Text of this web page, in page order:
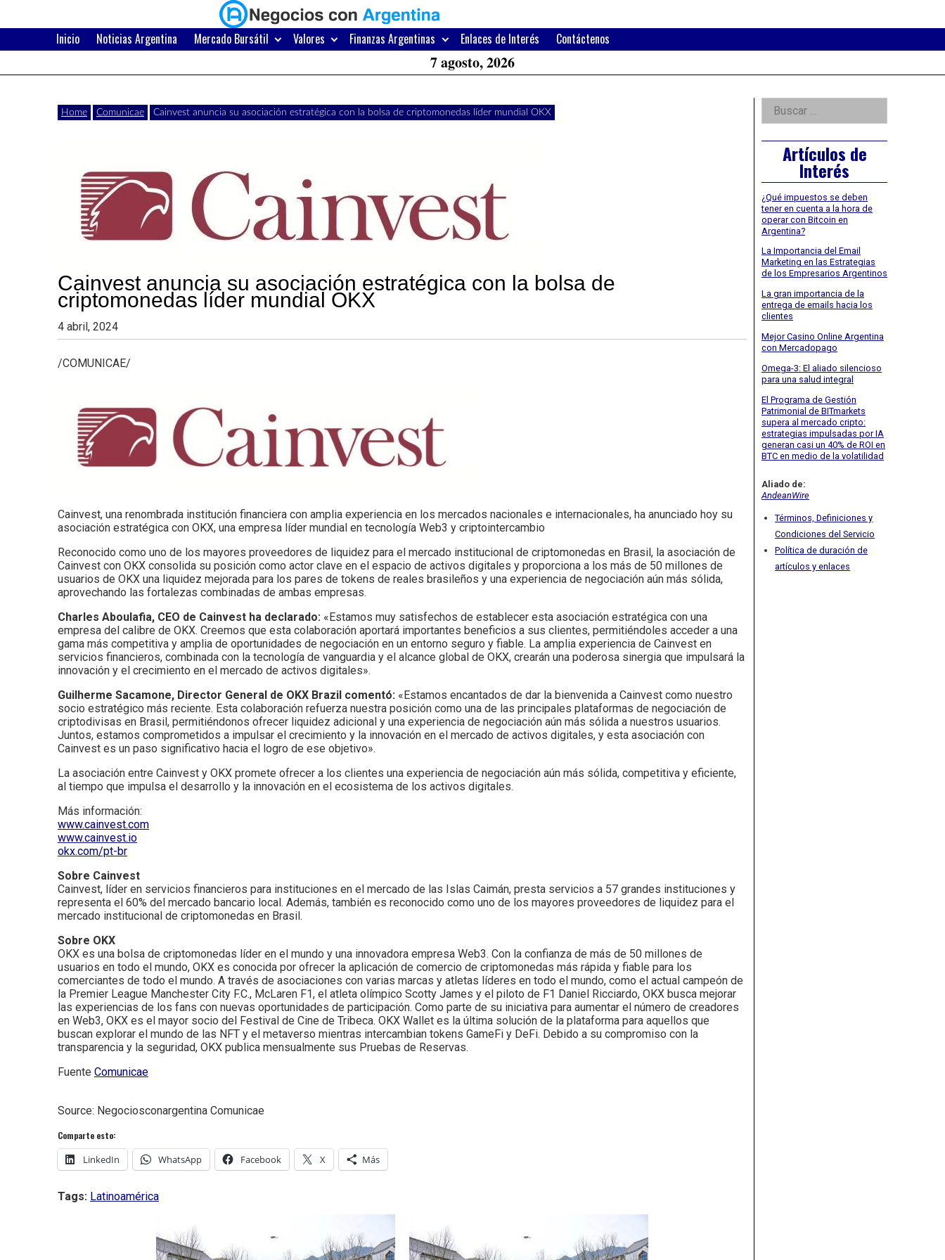
content
Negocios
con
Argentina
Últimas
noticias,
y
negocios
con
Area
Inicio Noticias Argentina Mercado Bursátil Valores Finanzas Argentinas Enlaces de Interés Contáctenos
7 agosto, 2026
Home Comunicae Cainvest anuncia su asociación estratégica con la bolsa de criptomonedas líder mundial OKX
Cainvest anuncia su asociación estratégica con la bolsa de
criptomonedas líder mundial OKX
4 abril, 2024
/COMUNICAE/
Cainvest, una renombrada institución financiera con amplia experiencia en los mercados nacionales e internacionales, ha anunciado hoy su
asociación estratégica con OKX, una empresa líder mundial en tecnología Web3 y criptointercambio
Reconocido como uno de los mayores proveedores de liquidez para el mercado institucional de criptomonedas en Brasil, la asociación de
Cainvest con OKX consolida su posición como actor clave en el espacio de activos digitales y proporciona a los más de 50 millones de
usuarios de OKX una liquidez mejorada para los pares de tokens de reales brasileños y una experiencia de negociación aún más sólida,
aprovechando las fortalezas combinadas de ambas empresas.
Charles Aboulafia, CEO de Cainvest ha declarado: «Estamos muy satisfechos de establecer esta asociación estratégica con una
empresa del calibre de OKX. Creemos que esta colaboración aportará importantes beneficios a sus clientes, permitiéndoles acceder a una
gama más competitiva y amplia de oportunidades de negociación en un entorno seguro y fiable. La amplia experiencia de Cainvest en
servicios financieros, combinada con la tecnología de vanguardia y el alcance global de OKX, crearán una poderosa sinergia que impulsará la
innovación y el crecimiento en el mercado de activos digitales».
Guilherme Sacamone, Director General de OKX Brazil comentó: «Estamos encantados de dar la bienvenida a Cainvest como nuestro
socio estratégico más reciente. Esta colaboración refuerza nuestra posición como una de las principales plataformas de negociación de
criptodivisas en Brasil, permitiéndonos ofrecer liquidez adicional y una experiencia de negociación aún más sólida a nuestros usuarios.
Juntos, estamos comprometidos a impulsar el crecimiento y la innovación en el mercado de activos digitales, y esta asociación con
Cainvest es un paso significativo hacia el logro de ese objetivo».
La asociación entre Cainvest y OKX promete ofrecer a los clientes una experiencia de negociación aún más sólida, competitiva y eficiente,
al tiempo que impulsa el desarrollo y la innovación en el ecosistema de los activos digitales.
Más información:
www.cainvest.com
www.cainvest.io
okx.com/pt-br
Sobre Cainvest
Cainvest, líder en servicios financieros para instituciones en el mercado de las Islas Caimán, presta servicios a 57 grandes instituciones y
representa el 60% del mercado bancario local. Además, también es reconocido como uno de los mayores proveedores de liquidez para el
mercado institucional de criptomonedas en Brasil.
Sobre OKX
OKX es una bolsa de criptomonedas líder en el mundo y una innovadora empresa Web3. Con la confianza de más de 50 millones de
usuarios en todo el mundo, OKX es conocida por ofrecer la aplicación de comercio de criptomonedas más rápida y fiable para los
comerciantes de todo el mundo. A través de asociaciones con varias marcas y atletas líderes en todo el mundo, como el actual campeón de
la Premier League Manchester City F.C., McLaren F1, el atleta olímpico Scotty James y el piloto de F1 Daniel Ricciardo, OKX busca mejorar
las experiencias de los fans con nuevas oportunidades de participación. Como parte de su iniciativa para aumentar el número de creadores
en Web3, OKX es el mayor socio del Festival de Cine de Tribeca. OKX Wallet es la última solución de la plataforma para aquellos que
buscan explorar el mundo de las NFT y el metaverso mientras intercambian tokens GameFi y DeFi. Debido a su compromiso con la
transparencia y la seguridad, OKX publica mensualmente sus Pruebas de Reservas.
Fuente Comunicae
Source: Negociosconargentina Comunicae
Comparte esto:
LinkedIn WhatsApp Facebook X Más
Tags: Latinoamérica
Right
Asides
Buscar:
Artículos de
Interés
¿Qué impuestos se deben
tener en cuenta a la hora de
operar con Bitcoin en
Argentina?
La Importancia del Email
Marketing en las Estrategias
de los Empresarios Argentinos
La gran importancia de la
entrega de emails hacia los
clientes
Mejor Casino Online Argentina
con Mercadopago
Omega-3: El aliado silencioso
para una salud integral
El Programa de Gestión
Patrimonial de BITmarkets
supera al mercado cripto:
estrategias impulsadas por IA
generan casi un 40% de ROI en
BTC en medio de la volatilidad
Aliado de:
AndeanWire
Términos, Definiciones y
Condiciones del Servicio
Política de duración de
artículos y enlaces